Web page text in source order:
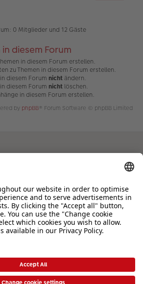
0 Mitglieder und 12 Gäste
diesem Forum
in diesem Forum erstellen.
zu Themen in diesem Forum erstellen.
diesem Forum nicht ändern.
diesem Forum nicht löschen.
in diesem Forum erstellen.
by phpBB® Forum Software © phpBB Limited